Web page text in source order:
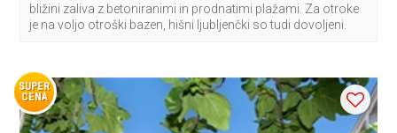
bližini zaliva z betoniranimi in prodnatimi plažami. Za otroke
je na voljo otroški bazen, hišni ljubljenčki so tudi dovoljeni.
SUPER
CENA